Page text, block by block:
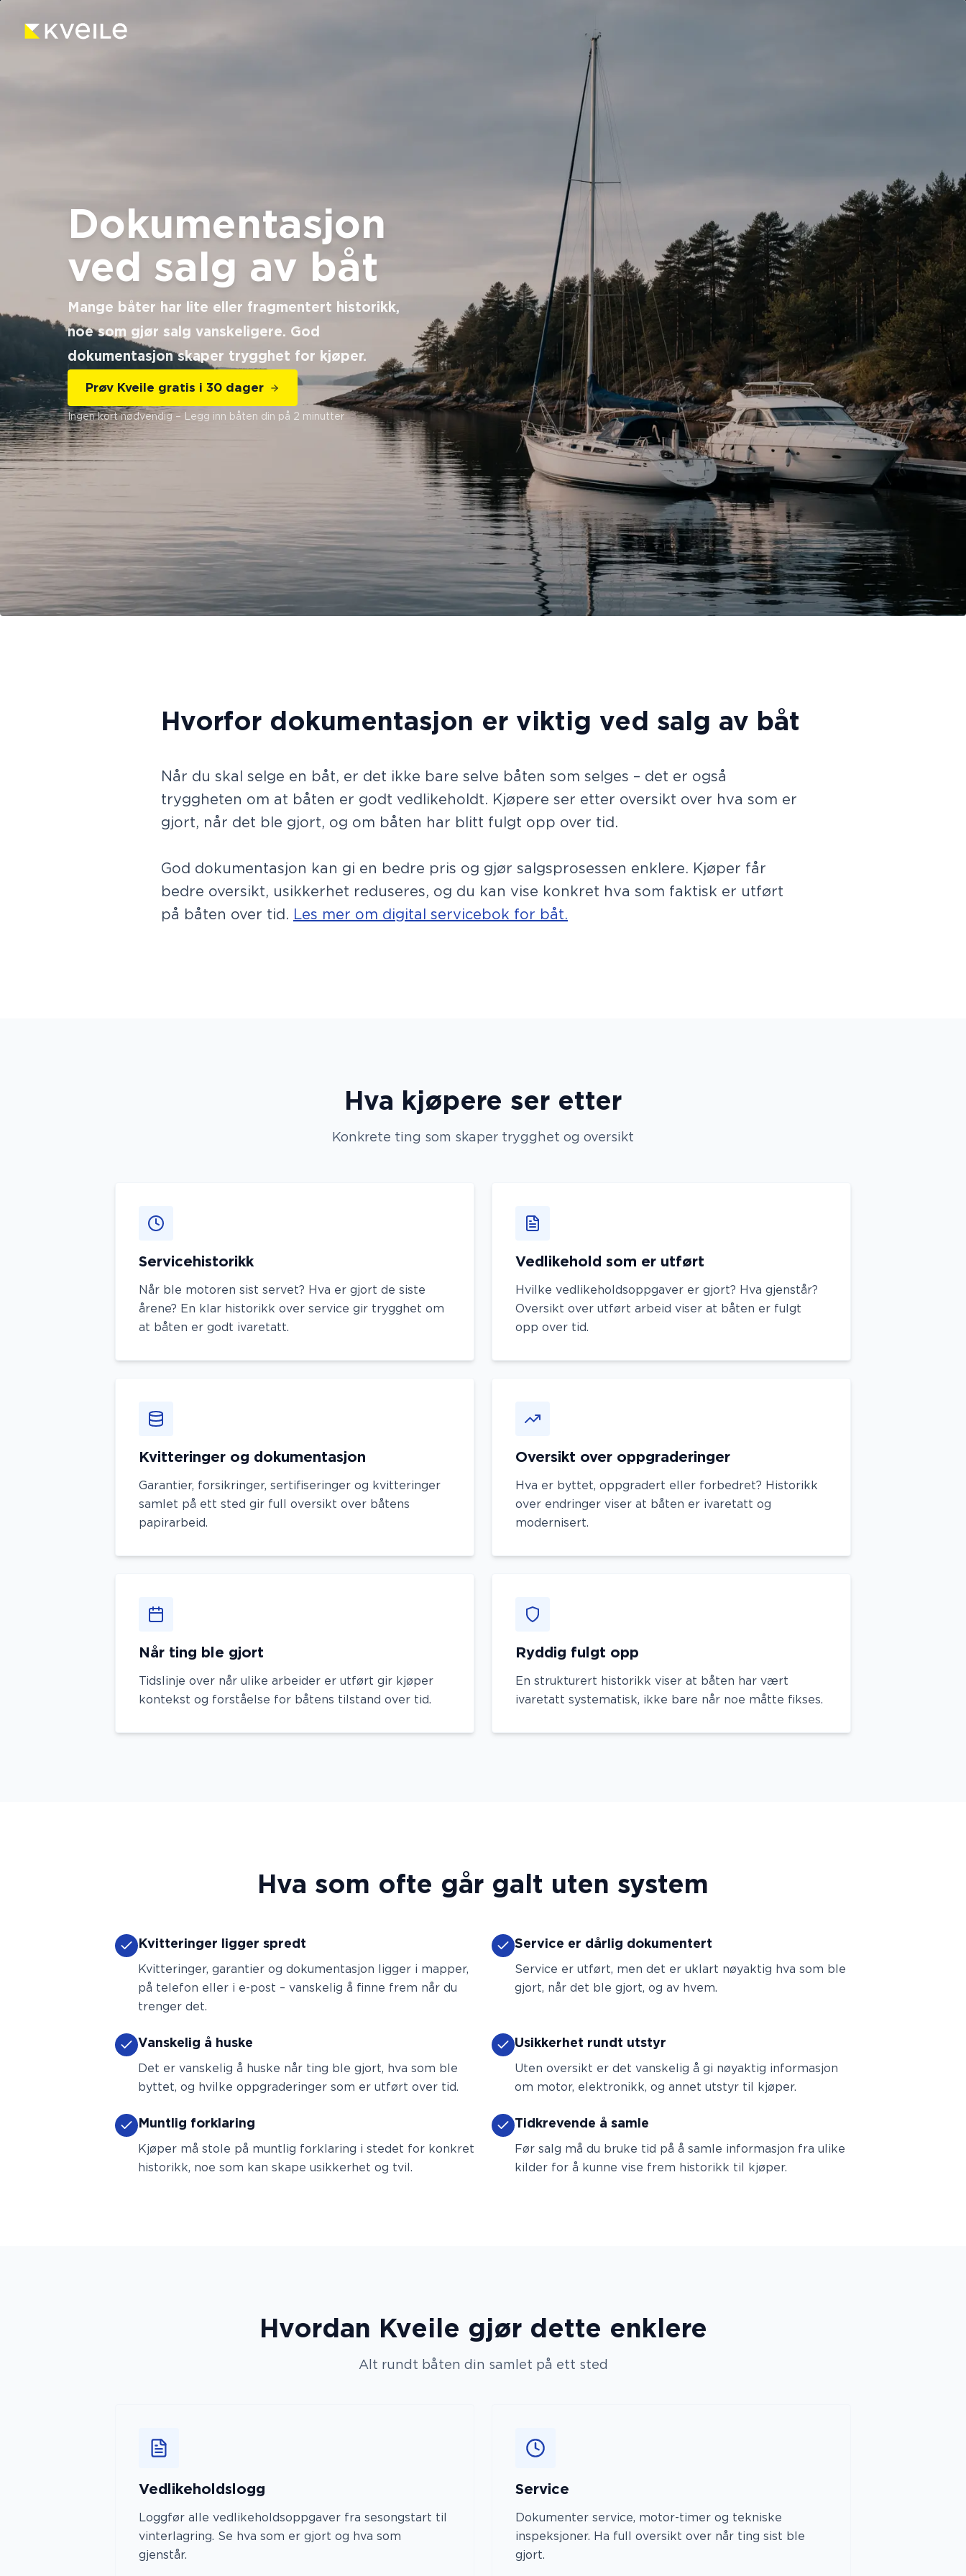
Dokumentasjon
ved salg av båt
Mange båter har lite eller fragmentert historikk,
noe som gjør salg vanskeligere. God
dokumentasjon skaper trygghet for kjøper.
Prøv Kveile gratis i 30 dager
Ingen kort nødvendig – Legg inn båten din på 2 minutter
Hvorfor dokumentasjon er viktig ved salg av båt
Når du skal selge en båt, er det ikke bare selve båten som selges – det er også
tryggheten om at båten er godt vedlikeholdt. Kjøpere ser etter oversikt over hva som er
gjort, når det ble gjort, og om båten har blitt fulgt opp over tid.
God dokumentasjon kan gi en bedre pris og gjør salgsprosessen enklere. Kjøper får
bedre oversikt, usikkerhet reduseres, og du kan vise konkret hva som faktisk er utført
på båten over tid. Les mer om digital servicebok for båt.
Hva kjøpere ser etter
Konkrete ting som skaper trygghet og oversikt
Servicehistorikk
Når ble motoren sist servet? Hva er gjort de siste
årene? En klar historikk over service gir trygghet om
at båten er godt ivaretatt.
Vedlikehold som er utført
Hvilke vedlikeholdsoppgaver er gjort? Hva gjenstår?
Oversikt over utført arbeid viser at båten er fulgt
opp over tid.
Kvitteringer og dokumentasjon
Garantier, forsikringer, sertifiseringer og kvitteringer
samlet på ett sted gir full oversikt over båtens
papirarbeid.
Oversikt over oppgraderinger
Hva er byttet, oppgradert eller forbedret? Historikk
over endringer viser at båten er ivaretatt og
modernisert.
Når ting ble gjort
Tidslinje over når ulike arbeider er utført gir kjøper
kontekst og forståelse for båtens tilstand over tid.
Ryddig fulgt opp
En strukturert historikk viser at båten har vært
ivaretatt systematisk, ikke bare når noe måtte fikses.
Hva som ofte går galt uten system
Kvitteringer ligger spredt
Kvitteringer, garantier og dokumentasjon ligger i mapper,
på telefon eller i e-post – vanskelig å finne frem når du
trenger det.
Service er dårlig dokumentert
Service er utført, men det er uklart nøyaktig hva som ble
gjort, når det ble gjort, og av hvem.
Vanskelig å huske
Det er vanskelig å huske når ting ble gjort, hva som ble
byttet, og hvilke oppgraderinger som er utført over tid.
Usikkerhet rundt utstyr
Uten oversikt er det vanskelig å gi nøyaktig informasjon
om motor, elektronikk, og annet utstyr til kjøper.
Muntlig forklaring
Kjøper må stole på muntlig forklaring i stedet for konkret
historikk, noe som kan skape usikkerhet og tvil.
Tidkrevende å samle
Før salg må du bruke tid på å samle informasjon fra ulike
kilder for å kunne vise frem historikk til kjøper.
Hvordan Kveile gjør dette enklere
Alt rundt båten din samlet på ett sted
Vedlikeholdslogg
Loggfør alle vedlikeholdsoppgaver fra sesongstart til
vinterlagring. Se hva som er gjort og hva som
gjenstår.
Service
Dokumenter service, motor-timer og tekniske
inspeksjoner. Ha full oversikt over når ting sist ble
gjort.